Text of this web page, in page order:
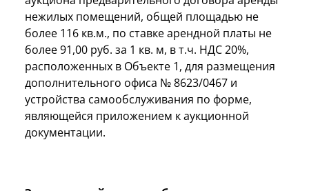
нежилых помещений, общей площадью не
более 116 кв.м., по ставке арендной платы не
более 91,00 руб. за 1 кв. м, в т.ч. НДС 20%,
расположенных в Объекте 1, для размещения
дополнительного офиса № 8623/0467 и
устройства самообслуживания по форме,
являющейся приложением к аукционной
документации.